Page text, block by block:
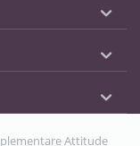
Attitude